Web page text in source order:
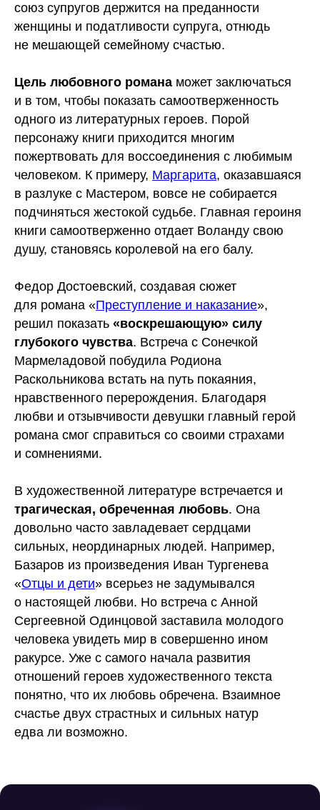
союз супругов держится на преданности
женщины и податливости супруга, отнюдь
не мешающей семейному счастью.
Цель любовного романа может заключаться
и в том, чтобы показать самоотверженность
одного из литературных героев. Порой
персонажу книги приходится многим
пожертвовать для воссоединения с любимым
человеком. К примеру, Маргарита, оказавшаяся
в разлуке с Мастером, вовсе не собирается
подчиняться жестокой судьбе. Главная героиня
книги самоотверженно отдает Воланду свою
душу, становясь королевой на его балу.
Федор Достоевский, создавая сюжет
для романа «Преступление и наказание»,
решил показать «воскрешающую» силу
глубокого чувства. Встреча с Сонечкой
Мармеладовой побудила Родиона
Раскольникова встать на путь покаяния,
нравственного перерождения. Благодаря
любви и отзывчивости девушки главный герой
романа смог справиться со своими страхами
и сомнениями.
В художественной литературе встречается и
трагическая, обреченная любовь. Она
довольно часто завладевает сердцами
сильных, неординарных людей. Например,
Базаров из произведения Иван Тургенева
«Отцы и дети» всерьез не задумывался
о настоящей любви. Но встреча с Анной
Сергеевной Одинцовой заставила молодого
человека увидеть мир в совершенно ином
ракурсе. Уже с самого начала развития
отношений героев художественного текста
понятно, что их любовь обречена. Взаимное
счастье двух страстных и сильных натур
едва ли возможно.